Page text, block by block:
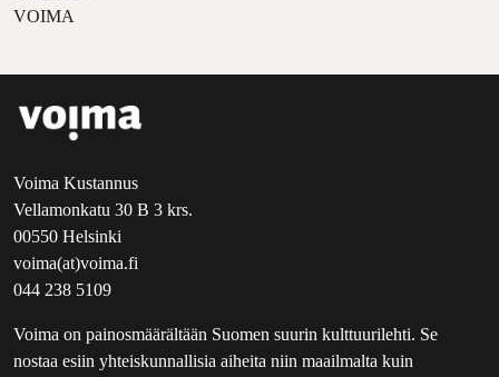
VOIMA
Voima Kustannus
Vellamonkatu 30 B 3 krs.
00550 Helsinki
voima(at)voima.fi
044 238 5109
Voima on painosmäärältään Suomen suurin kulttuurilehti. Se
nostaa esiin yhteiskunnallisia aiheita niin maailmalta kuin